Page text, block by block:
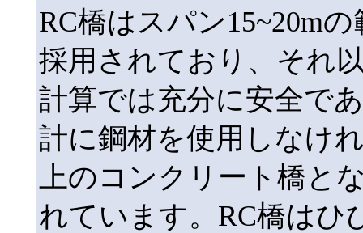
RC橋はスパン15~20m
採用されており、それ
計算では充分に安全で
計に鋼材を使用しなけ
上のコンクリート橋と
れています。RC橋はひ